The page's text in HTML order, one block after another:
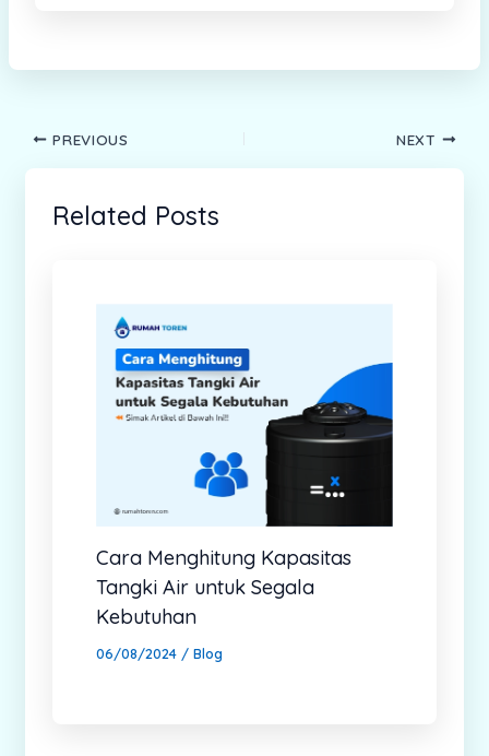
PREVIOUS NEXT
Related Posts
Cara Menghitung Kapasitas
Tangki Air untuk Segala
Kebutuhan
06/08/2024 / Blog